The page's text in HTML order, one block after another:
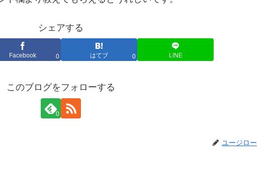
シェアする
Facebook 0 はてブ 0 LINE
このブログをフォローする
0
ユージロー